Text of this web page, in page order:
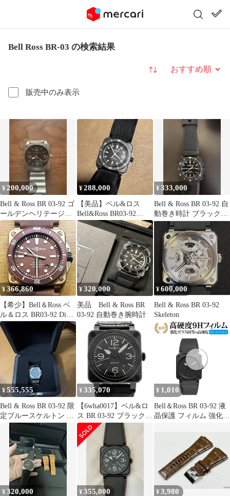
Bell Ross BR-03 の検索結果
販売中のみ表示
並び替え
¥ 200,000
Bell & Ross BR 03-92 ゴ
ールデンヘリテージ
早い者勝ち
¥288,000
【美品】ベル&ロス
Bell&Ross BR03-92
Diver 自動巻き
¥333,000
Bell & Ross BR 03-92 自
動巻き時計 ブラックマ
ット
¥366,860
【希少】Bell＆Ross ベ
ル＆ロス BR03-92 Diver
Bronze
¥320,000
美品 Bell & Ross BR
03-92 自動巻き腕時計
¥600,000
Bell & Ross BR 03-92
Skeleton
¥555,555
Bell & Ross BR 03-92 限
定ブルースケルトン 裏
シール付
¥ 335,070
【6wha0017】ベル&ロ
ス BR 03-92 ブラックセ
ラミック BR0392-CER-
BLP/SCR 黒文字盤【中
古】腕時計 メンズ
¥ 1,010
Bell＆Ross BR 03-92 液
晶保護 フィルム 強化ガ
9H ブルーライトカット
クリア光沢タイプ 改訂
¥320,000 ¥355,000 ¥3,980